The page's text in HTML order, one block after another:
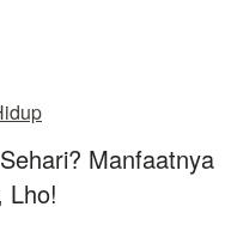
Manfaatnya
Lho!